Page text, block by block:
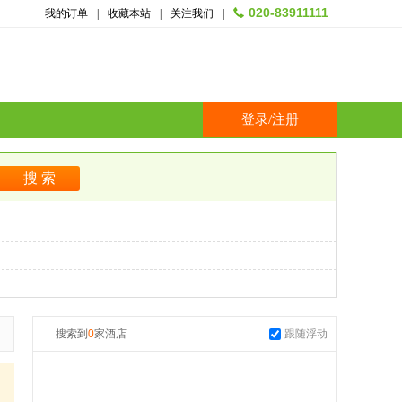
我的订单 收藏本站 关注我们 020-83911111
登录/注册
搜索到 0家酒店 跟随浮动